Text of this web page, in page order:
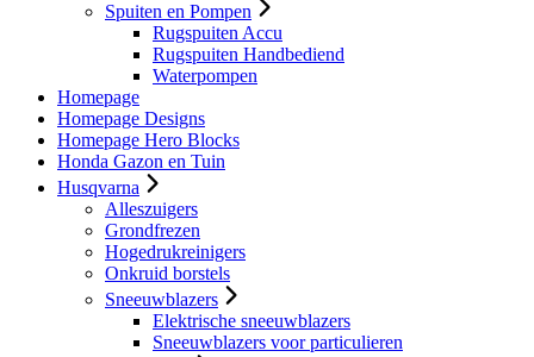
Spuiten en Pompen
Rugspuiten Accu
Rugspuiten Handbediend
Waterpompen
Homepage
Homepage Designs
Homepage Hero Blocks
Honda Gazon en Tuin
Husqvarna
Alleszuigers
Grondfrezen
Hogedrukreinigers
Onkruid borstels
Sneeuwblazers
Elektrische sneeuwblazers
Sneeuwblazers voor particulieren